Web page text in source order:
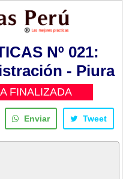
Nº 021:
- Piura
FINALIZADA
Enviar Tweet